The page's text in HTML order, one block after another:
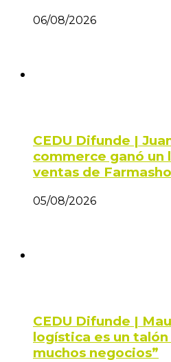
06/08/2026
CEDU Difunde |
commerce ganó un
ventas de
05/08/2026
CEDU Difunde |
logística es un
muchos negocios”